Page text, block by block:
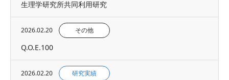
生理学研究所共同利用研究
2026.02.20 その他
Q.O.E.100
2026.02.20 研究実績